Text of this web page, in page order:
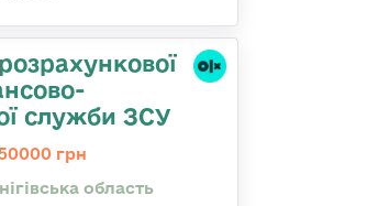
служби ЗСУ
грн
область